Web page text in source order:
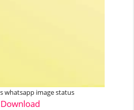
whatsapp image status
Download